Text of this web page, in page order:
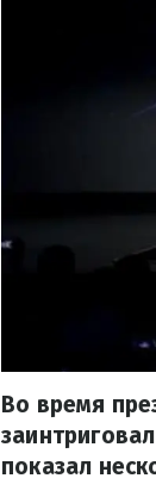
Во время
показал